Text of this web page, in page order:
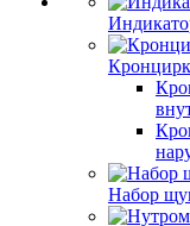
Набор